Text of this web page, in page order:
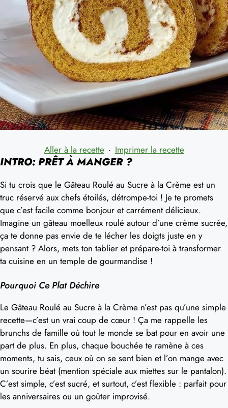
Aller à la recette · Imprimer la recette
INTRO: PRÊT À MANGER ?
Si tu crois que le Gâteau Roulé au Sucre à la Crème est un
truc réservé aux chefs étoilés, détrompe-toi ! Je te promets
que c’est facile comme bonjour et carrément délicieux.
Imagine un gâteau moelleux roulé autour d’une crème sucrée,
ça te donne pas envie de te lécher les doigts juste en y
pensant ? Alors, mets ton tablier et prépare-toi à transformer
ta cuisine en un temple de gourmandise !
Pourquoi Ce Plat Déchire
Le Gâteau Roulé au Sucre à la Crème n’est pas qu’une simple
recette—c’est un vrai coup de cœur ! Ça me rappelle les
brunchs de famille où tout le monde se bat pour en avoir une
part de plus. En plus, chaque bouchée te ramène à ces
moments, tu sais, ceux où on se sent bien et l’on mange avec
un sourire béat (mention spéciale aux miettes sur le pantalon).
C’est simple, c’est sucré, et surtout, c’est flexible : parfait pour
les anniversaires ou un goûter improvisé.